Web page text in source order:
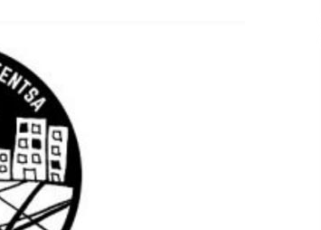
SOINUGELA: Paul McCartney eta
Ringo Starr-en lan berriak
2026/07/03